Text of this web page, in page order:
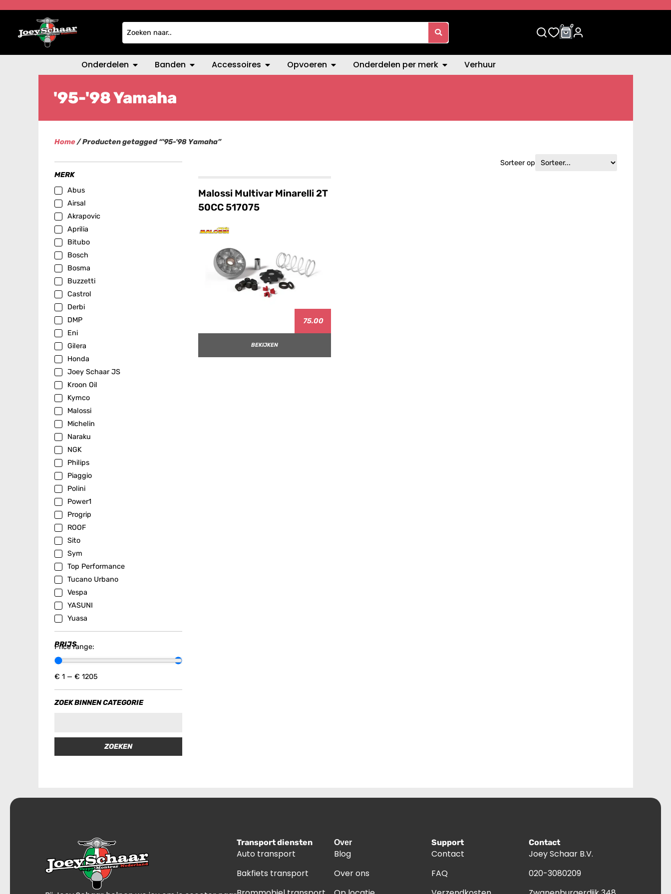
0 0
Onderdelen Banden Accessoires Opvoeren Onderdelen per merk Verhuur
'95-'98 Yamaha
Home/ Producten getagged “'95-'98 Yamaha”
MERK
Abus
Airsal
Akrapovic
Aprilia
Bitubo
Bosch
Bosma
Buzzetti
Castrol
Derbi
DMP
Eni
Gilera
Honda
Joey Schaar JS
Kroon Oil
Kymco
Malossi
Michelin
Naraku
NGK
Philips
Piaggio
Polini
Power1
Progrip
ROOF
Sito
Sym
Top Performance
Tucano Urbano
Vespa
YASUNI
Yuasa
PRIJS
Price range:
€ 1 — € 1205
ZOEK BINNEN CATEGORIE
ZOEKEN
Sorteer op
Malossi Multivar Minarelli 2T
50CC 517075
75.00
BEKIJKEN
Transport diensten
Auto transport
Bakfiets transport
Over
Blog
Over ons
Support
Contact
FAQ
Contact
Joey Schaar B.V.
020-3080209